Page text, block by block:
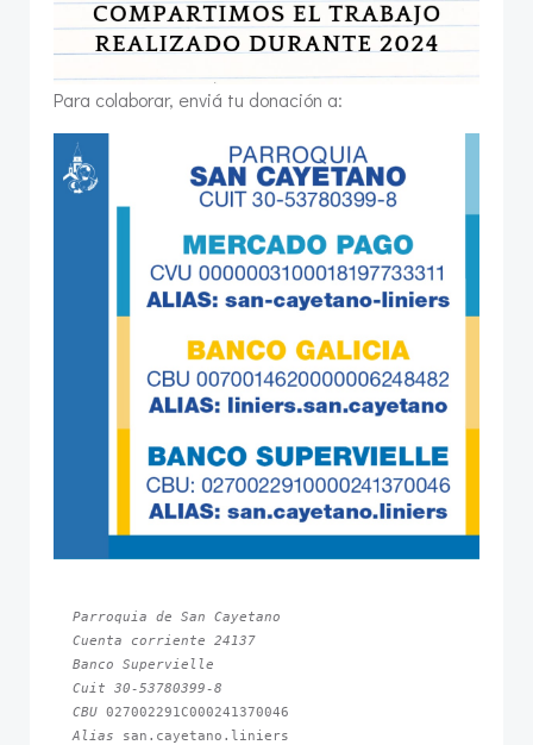
Para colaborar, enviá tu donación a:
Parroquia de San Cayetano
Cuenta corriente 24137
Banco Supervielle
Cuit 30-53780399-8
CBU
Alias san.cayetano.liniers